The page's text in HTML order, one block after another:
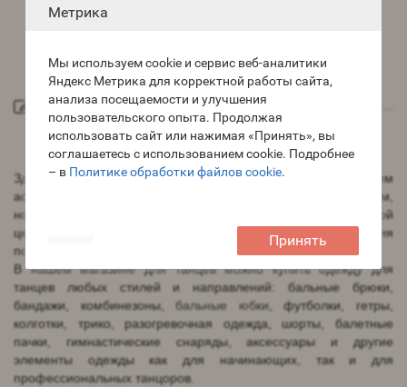
Метрика
Мы используем cookie и сервис веб-аналитики
Яндекс Метрика для корректной работы сайта,
анализа посещаемости и улучшения
пользовательского опыта. Продолжая
использовать сайт или нажимая «Принять», вы
соглашаетесь с использованием cookie. Подробнее
– в Политике обработки файлов cookie.
Принять
О магазине
Добро пожаловать в наш интернет-магазинтанцевальной
одеждыи обуви "Нарядница"
Здесь вы можете не только ознакомиться с широким
ассортиментом одежды и
различных фирм,
но и купить танцевальную одежду и обувь по симпатичной
цене! Наша главная задача - обеспечить комфортные условия
покупки товаров и аксессуаров для танцев.
В нашем магазине для танцев можно купить одежду для
танцев любых стилей и направлений: бальные брюки,
бандажи, комбинезоны,бальные юбки, футболки, гетры,
колготки, трико, разогревочная одежда, шорты, балетные
пачки, гимнастические снаряды, аксессуары и другие
элементы одежды как для начинающих, так и для
профессиональных танцоров.